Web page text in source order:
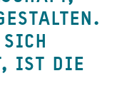
IST DIE